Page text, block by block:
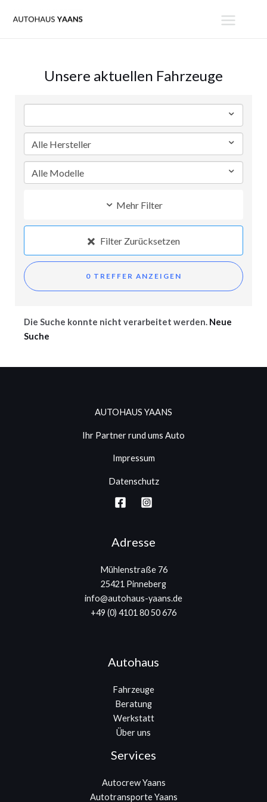
Inhalt
Unsere aktuellen Fahrzeuge
Mehr Filter
Filter Zurücksetzen
Die Suche konnte nicht verarbeitet werden. Neue
Suche
AUTOHAUS YAANS
Ihr Partner rund ums Auto
Impressum
Datenschutz
Adresse
Mühlenstraße 76
25421 Pinneberg
info@autohaus-yaans.de
+49 (0) 4101 80 50 676
Autohaus
Fahrzeuge
Beratung
Werkstatt
Über uns
Services
Autocrew Yaans
Autotransporte Yaans